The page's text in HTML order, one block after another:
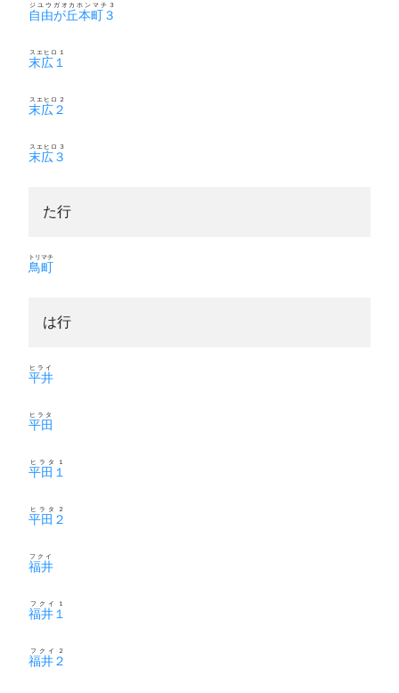
自由が丘本町３
ジユウガオカホンマチ３
末広１
スエヒロ１
末広２
スエヒロ２
末広３
スエヒロ３
た行
鳥町
トリマチ
は行
平井
ヒライ
平田
ヒラタ
平田１
ヒラタ１
平田２
ヒラタ２
福井
フクイ
福井１
フクイ１
福井２
フクイ２